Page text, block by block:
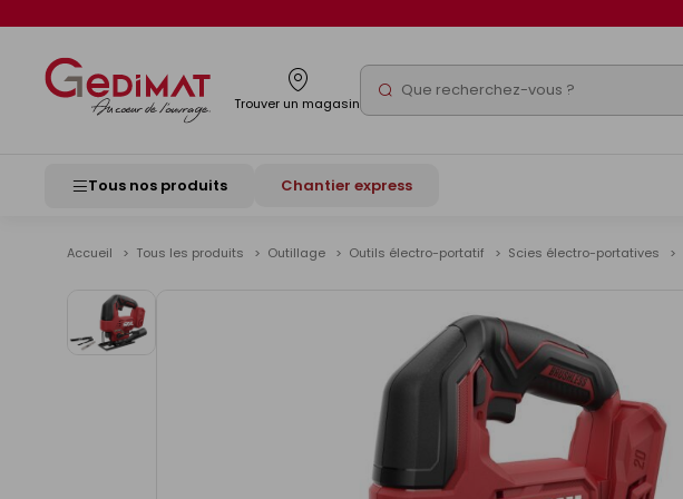
Trouver un magasin Rechercher
Tous nos produits Chantier express
Accueil Tous les produits Outillage Outils électro-portatif Scies électro-portatives